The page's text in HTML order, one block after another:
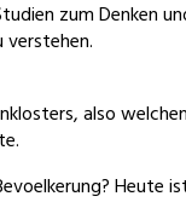
zum Denken
verstehen.
also
Heute